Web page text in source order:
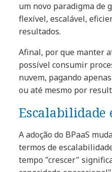
um novo paradigma de
flexível, escalável,
resultados.
Afinal, por que manter
possível consumir
nuvem, pagando
ou até mesmo por
Escalabilidade
A adoção do BPaaS
termos de
tempo "crescer"